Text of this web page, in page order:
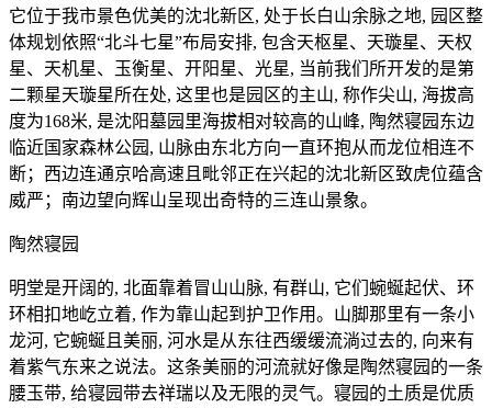
它位于我市景色优美的沈北新区, 处于长白山余脉之地, 园区整
体规划依照“北斗七星”布局安排, 包含天枢星、天璇星、天权
星、天机星、玉衡星、开阳星、光星, 当前我们所开发的是第
二颗星天璇星所在处, 这里也是园区的主山, 称作尖山, 海拔高
度为168米, 是沈阳墓园里海拔相对较高的山峰, 陶然寝园东边
临近国家森林公园, 山脉由东北方向一直环抱从而龙位相连不
断；西边连通京哈高速且毗邻正在兴起的沈北新区致虎位蕴含
威严；南边望向辉山呈现出奇特的三连山景象。
陶然寝园
明堂是开阔的, 北面靠着冒山山脉, 有群山, 它们蜿蜒起伏、环
环相扣地屹立着, 作为靠山起到护卫作用。山脚那里有一条小
龙河, 它蜿蜒且美丽, 河水是从东往西缓缓流淌过去的, 向来有
着紫气东来之说法。这条美丽的河流就好像是陶然寝园的一条
腰玉带, 给寝园带去祥瑞以及无限的灵气。寝园的土质是优质